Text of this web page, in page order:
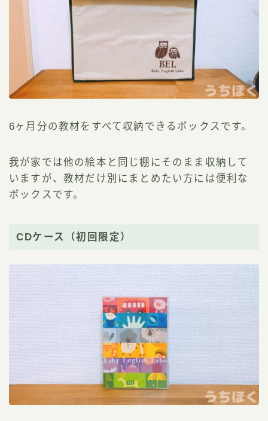
6ヶ月分の教材をすべて収納できるボックスです。
我が家では他の絵本と同じ棚にそのまま収納して
いますが、教材だけ別にまとめたい方には便利な
ボックスです。
CDケース（初回限定）